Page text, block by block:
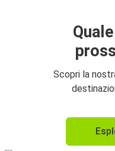
Scopri la